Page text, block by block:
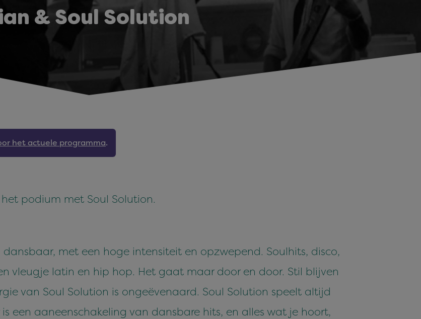
& Soul Solution
het actuele programma.
podium met Soul Solution.
dansbaar, met een hoge intensiteit en opzwepend. Soulhits, disco,
vleugje latin en hip hop. Het gaat maar door en door. Stil blijven
van Soul Solution is ongeëvenaard. Soul Solution speelt altijd
een aaneenschakeling van dansbare hits, en alles wat je hoort,